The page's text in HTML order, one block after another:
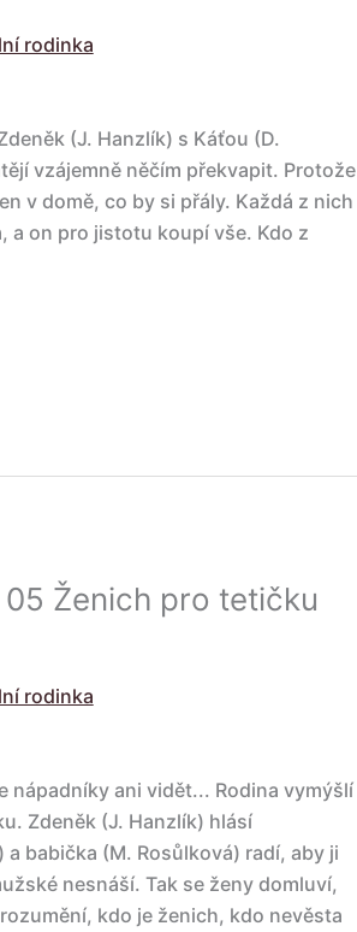
rodinka
(J. Hanzlík) s Káťou (D.
vzájemně něčím překvapit. Protože
v domě, co by si přály. Každá z nich
a on pro jistotu koupí vše. Kdo z
Ženich pro tetičku
rodinka
nápadníky ani vidět... Rodina vymýšlí
Zdeněk (J. Hanzlík) hlásí
babička (M. Rosůlková) radí, aby ji
nesnáší. Tak se ženy domluví,
kdo je ženich, kdo nevěsta